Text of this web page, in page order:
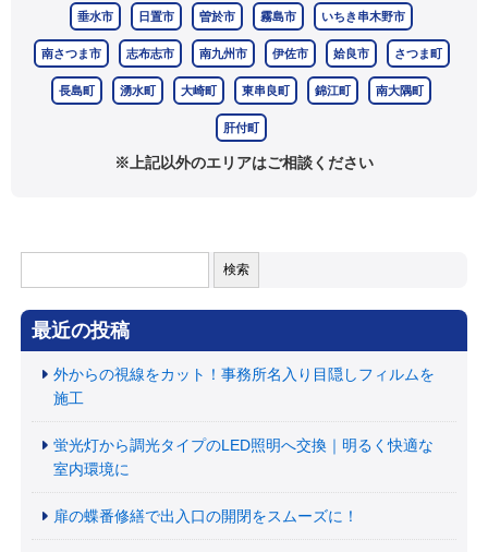
垂水市 日置市 曽於市 霧島市 いちき串木野市
南さつま市 志布志市 南九州市 伊佐市 姶良市 さつま町
長島町 湧水町 大崎町 東串良町 錦江町 南大隅町
肝付町
※上記以外のエリアはご相談ください
索:
最近の投稿
外からの視線をカット！事務所名入り目隠しフィルムを
施工
蛍光灯から調光タイプのLED照明へ交換｜明るく快適な
室内環境に
扉の蝶番修繕で出入口の開閉をスムーズに！